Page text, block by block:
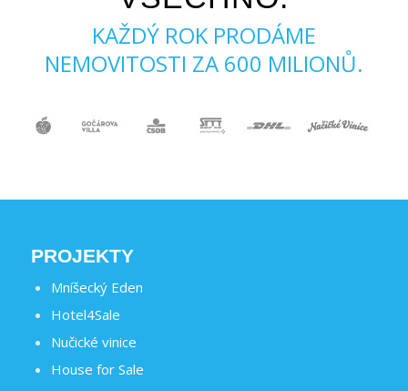
KAŽDÝ ROK PRODÁME
NEMOVITOSTI ZA 600 MILIONŮ.
PROJEKTY
Mníšecký Eden
Hotel4Sale
Nučické vinice
House for Sale